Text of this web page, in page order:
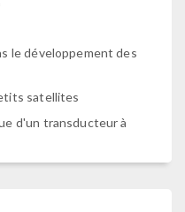
le développement des
satellites
d'un transducteur à